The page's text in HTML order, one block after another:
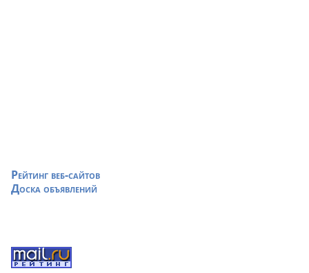
Рейтинг веб-сайтов
Доска объявлений